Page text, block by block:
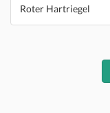
Roter Hartriegel